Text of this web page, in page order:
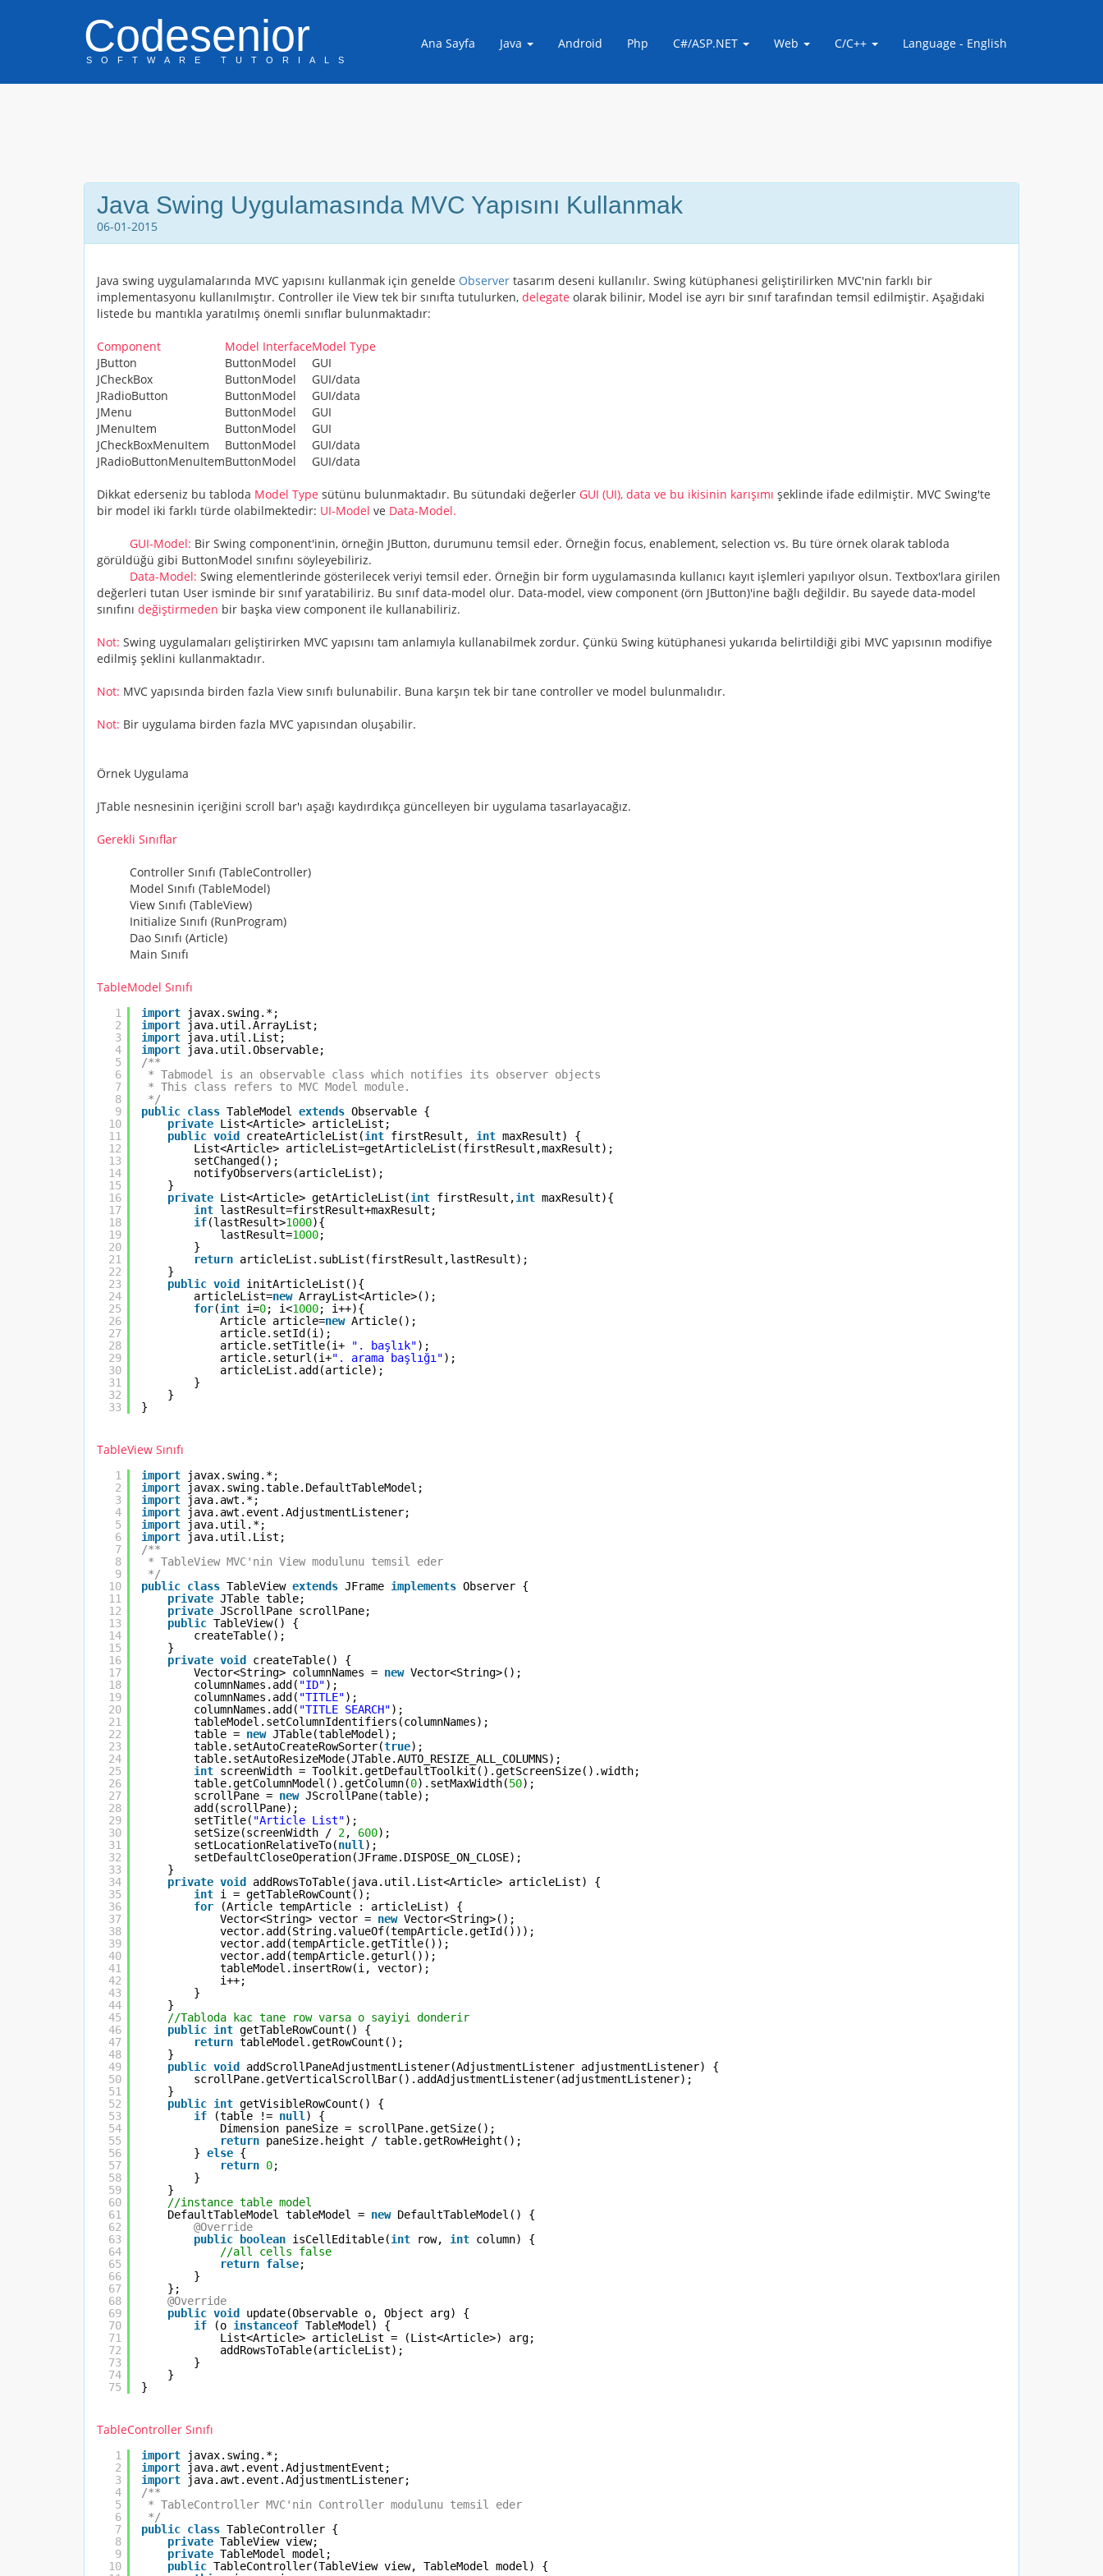
Codesenior
SOFTWARE TUTORIALS
Ana Sayfa Java Android Php C#/ASP.NET Web C/C++ Language - English
Java Swing Uygulamasında MVC Yapısını Kullanmak
06-01-2015
Java swing uygulamalarında MVC yapısını kullanmak için genelde Observer tasarım deseni kullanılır. Swing kütüphanesi geliştirilirken MVC'nin farklı bir
implementasyonu kullanılmıştır. Controller ile View tek bir sınıfta tutulurken, delegate olarak bilinir, Model ise ayrı bir sınıf tarafından temsil edilmiştir. Aşağıdaki
listede bu mantıkla yaratılmış önemli sınıflar bulunmaktadır:
Component Model InterfaceModel Type
JButton
ButtonModel
GUI
JCheckBox
ButtonModel
GUI/data
JRadioButton
ButtonModel
GUI/data
JMenu
ButtonModel
GUI
JMenuItem
ButtonModel
GUI
JCheckBoxMenuItem
ButtonModel
GUI/data
JRadioButtonMenuItemButtonModel GUI/data
Dikkat ederseniz bu tabloda Model Type sütünu bulunmaktadır. Bu sütundaki değerler GUI (UI), data ve bu ikisinin karışımı şeklinde ifade edilmiştir. MVC Swing'te
bir model iki farklı türde olabilmektedir: UI-Model ve Data-Model.
GUI-Model: Bir Swing component'inin, örneğin JButton, durumunu temsil eder. Örneğin focus, enablement, selection vs. Bu türe örnek olarak tabloda
görüldüğü gibi ButtonModel sınıfını söyleyebiliriz.
Data-Model: Swing elementlerinde gösterilecek veriyi temsil eder. Örneğin bir form uygulamasında kullanıcı kayıt işlemleri yapılıyor olsun. Textbox'lara girilen
değerleri tutan User isminde bir sınıf yaratabiliriz. Bu sınıf data-model olur. Data-model, view component (örn JButton)'ine bağlı değildir. Bu sayede data-model
sınıfını değiştirmeden bir başka view component ile kullanabiliriz.
Not: Swing uygulamaları geliştirirken MVC yapısını tam anlamıyla kullanabilmek zordur. Çünkü Swing kütüphanesi yukarıda belirtildiği gibi MVC yapısının modifiye
edilmiş şeklini kullanmaktadır.
Not: MVC yapısında birden fazla View sınıfı bulunabilir. Buna karşın tek bir tane controller ve model bulunmalıdır.
Not: Bir uygulama birden fazla MVC yapısından oluşabilir.
Örnek Uygulama
JTable nesnesinin içeriğini scroll bar'ı aşağı kaydırdıkça güncelleyen bir uygulama tasarlayacağız.
Gerekli Sınıflar
Controller Sınıfı (TableController)
Model Sınıfı (TableModel)
View Sınıfı (TableView)
Initialize Sınıfı (RunProgram)
Dao Sınıfı (Article)
Main Sınıfı
TableModel Sınıfı
1
2
3
4
5
6
7
8
9
10
11
12
13
14
15
16
17
18
19
20
21
22
23
24
25
26
27
28
29
30
31
32
33
import
javax.swing.*;
import
java.util.ArrayList;
import
java.util.List;
import
java.util.Observable;
/**
* Tabmodel is an observable class which notifies its observer objects
* This class refers to MVC Model module.
*/
public class TableModel extends Observable {
private List<Article> articleList;
public void createArticleList(int firstResult, int maxResult) {
List<Article> articleList=getArticleList(firstResult,maxResult);
setChanged();
notifyObservers(articleList);
}
private List<Article> getArticleList(int firstResult,int maxResult){
int lastResult=firstResult+maxResult;
if(lastResult>1000){
lastResult=1000;
}
return articleList.subList(firstResult,lastResult);
}
public void
initArticleList(){
articleList=new ArrayList<Article>();
for(int i=0; i<1000; i++){
Article article=new Article();
article.setId(i);
article.setTitle(i+
". başlık");
article.seturl(i+". arama başlığı");
articleList.add(article);
}
}
}
TableView Sınıfı
1
2
3
4
5
6
7
8
9
10
11
12
13
14
15
16
17
18
19
20
21
22
23
24
25
26
27
28
29
30
31
32
33
34
35
36
37
38
39
40
41
42
43
44
45
46
47
48
49
50
51
52
53
54
55
56
57
58
59
60
61
62
63
64
65
66
67
68
69
70
71
72
73
74
75
import
javax.swing.*;
import
javax.swing.table.DefaultTableModel;
import
java.awt.*;
import
java.awt.event.AdjustmentListener;
import
java.util.*;
import
java.util.List;
/**
* TableView MVC'nin View modulunu temsil eder
*/
public class TableView extends JFrame implements Observer {
private JTable table;
private JScrollPane scrollPane;
public TableView() {
createTable();
}
private void
createTable() {
Vector<String> columnNames = new Vector<String>();
columnNames.add( "ID");
columnNames.add( "TITLE");
columnNames.add( "TITLE SEARCH");
tableModel.setColumnIdentifiers(columnNames);
table = new JTable(tableModel);
table.setAutoCreateRowSorter(true);
table.setAutoResizeMode(JTable.AUTO_RESIZE_ALL_COLUMNS);
int screenWidth = Toolkit.getDefaultToolkit().getScreenSize().width;
table.getColumnModel().getColumn(0).setMaxWidth(50);
scrollPane = new JScrollPane(table);
add(scrollPane);
setTitle( "Article List");
setSize(screenWidth / 2, 600);
setLocationRelativeTo(null );
setDefaultCloseOperation(JFrame.DISPOSE_ON_CLOSE);
}
private void
addRowsToTable(java.util.List<Article> articleList) {
int i = getTableRowCount();
for
(Article tempArticle : articleList) {
Vector<String> vector = new Vector<String>();
vector.add(String.valueOf(tempArticle.getId()));
vector.add(tempArticle.getTitle());
vector.add(tempArticle.geturl());
tableModel.insertRow(i, vector);
i++;
}
}
//Tabloda kac tane row varsa o sayiyi donderir
public int getTableRowCount() {
return tableModel.getRowCount();
}
public void
addScrollPaneAdjustmentListener(AdjustmentListener adjustmentListener) {
scrollPane.getVerticalScrollBar().addAdjustmentListener(adjustmentListener);
}
public int getVisibleRowCount() {
if
(table != null ) {
Dimension paneSize = scrollPane.getSize();
return paneSize.height / table.getRowHeight();
} else {
return 0;
}
}
//instance table model
DefaultTableModel tableModel = new DefaultTableModel() {
@Override
public
boolean isCellEditable(int row, int column) {
//all cells false
return false;
}
};
@Override
public void
update(Observable o, Object arg) {
if
(o instanceof TableModel) {
List<Article> articleList = (List<Article>) arg;
addRowsToTable(articleList);
}
}
}
TableController Sınıfı
1
2
3
4
5
6
7
8
9
10
import
javax.swing.*;
import
java.awt.event.AdjustmentEvent;
import
java.awt.event.AdjustmentListener;
/**
* TableController MVC'nin Controller modulunu temsil eder
*/
public class TableController {
private TableView view;
private TableModel model;
public TableController(TableView view, TableModel model) {